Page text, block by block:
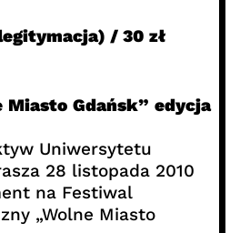
/ 30 zł
Miasto Gdańsk” edycja
Uniwersytetu
28 listopada 2010
na Festiwal
„Wolne Miasto